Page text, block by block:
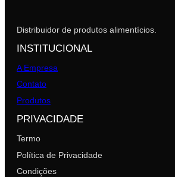
Distribuidor de produtos alimentícios.
INSTITUCIONAL
A Empresa
Contato
Produtos
PRIVACIDADE
Termo
Política de Privacidade
Condições